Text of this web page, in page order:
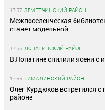
17:57 ЗЕМЕТЧИНСКИЙ РАЙОН
Межпоселенческая
станет модельной
17:56 ЛОПАТИНСКИЙ РАЙОН
В Лопатине спилили ясени с
17:55 ТАМАЛИНСКИЙ РАЙОН
Олег Курдюков встретился
районе